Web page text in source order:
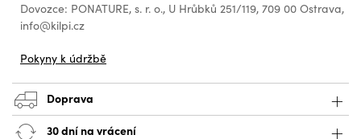
Dovozce: PONATURE, s. r. o., U Hrůbků 251/119, 709 00 Ostrava,
info@kilpi.cz
Pokyny k údržbě
Doprava
30 dní na vrácení